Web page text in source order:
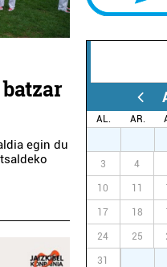
egin du
AL. AR.
3 4
10 11
17 18
24 25
31